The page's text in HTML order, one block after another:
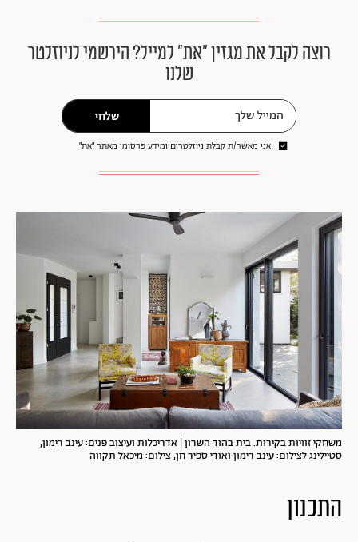
רוצה לקבל את מגזין ״את״ למייל? הירשמי לניוזלטר
שלנו
שלחי
אני מאשר/ת קבלת ניוזלטרים ומידע פרסומי מאתר ״את״
משחקי זוויות בקירות. בית בהוד השרון | אדריכלות ועיצוב פנים: עינב רימון,
סטיילינג לצילום: עינב רימון ואודי ספיר חן, צילום: מיכאל תקווה
התכנון